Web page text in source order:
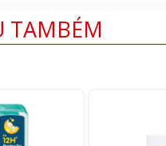
TAMBÉM